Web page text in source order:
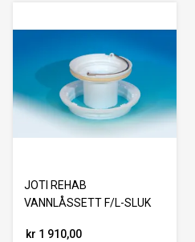
JOTI REHAB
VANNLÅSSETT F/L-SLUK
kr 1 910,00